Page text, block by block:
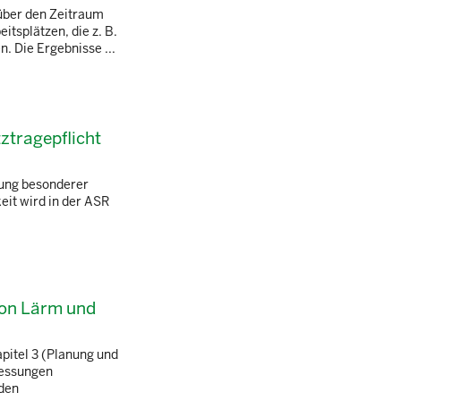
den Zeitraum
die z. B.
Die Ergebnisse ...
besonderer
wird in der ASR
Lärm und
3 (Planung und